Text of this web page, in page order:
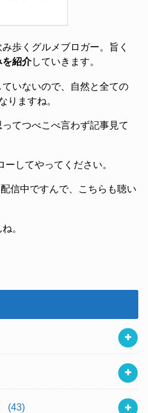
歩くグルメブロガー。旨く
を紹介していきます。
いないので、自然と全ての
りますね。
てつべこべ言わず記事見て
ーしてやってください。
配信中ですんで、こちらも聴い
。
(43)